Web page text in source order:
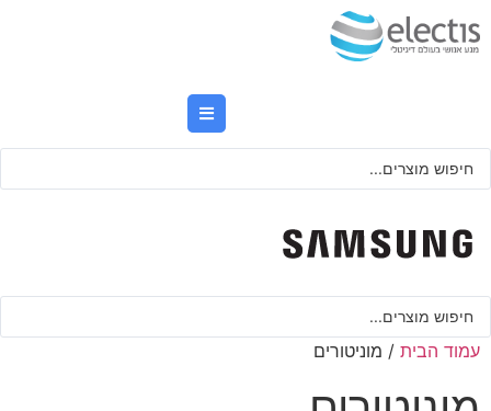
לתוכן
Search
Search
עמוד הבית / מוניטורים